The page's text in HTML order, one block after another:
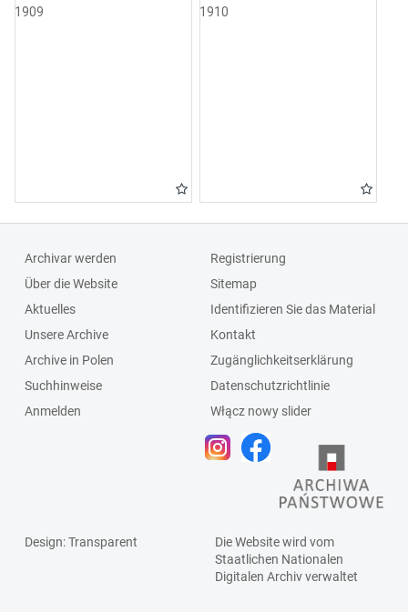
1909 1910
Archivar werden
Über die Website
Aktuelles
Unsere Archive
Archive in Polen
Suchhinweise
Anmelden
Registrierung
Sitemap
Identifizieren Sie das Material
Kontakt
Zugänglichkeitserklärung
Datenschutzrichtlinie
Włącz nowy slider
Design: Transparent
Die Website wird vom
Staatlichen Nationalen
Digitalen Archivverwaltet